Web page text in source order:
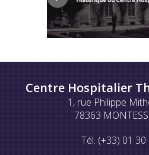
Centre Hospitalier
1, rue Philippe
78363
Tél. (+33) 01